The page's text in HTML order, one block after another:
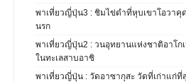
พาเที่ยวญี่ปุ่น3 : ชิมไข่ดำที่หุบเขาโอวาคุ
นรก
พาเที่ยวญี่ปุ่น2 : วนอุทยานแห่งชาติอาโกเ
ในทะเลสาบอาชิ
พาเที่ยวญี่ปุ่น : วัดอาซากุสะ วัดที่เก่าแก่ที่